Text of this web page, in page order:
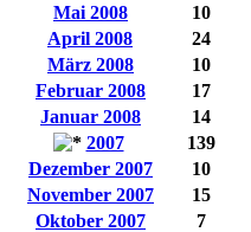
Mai 2008
10
April 2008
24
März 2008
10
Februar 2008
17
Januar 2008
14
2007
139
Dezember 2007
10
November 2007
15
Oktober 2007
7